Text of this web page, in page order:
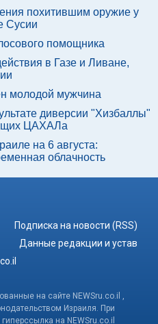
похитившим оружие у
Сусии
помощника
в Газе и Ливане,
молодой мужчина
диверсии "Хизбаллы"
ЦАХАЛа
на 6 августа:
облачность
Подписка на новости (RSS)
Данные редакции и устав
на сайте NEWSru.co.il ,
Израиля. При
на NEWSru.co.il